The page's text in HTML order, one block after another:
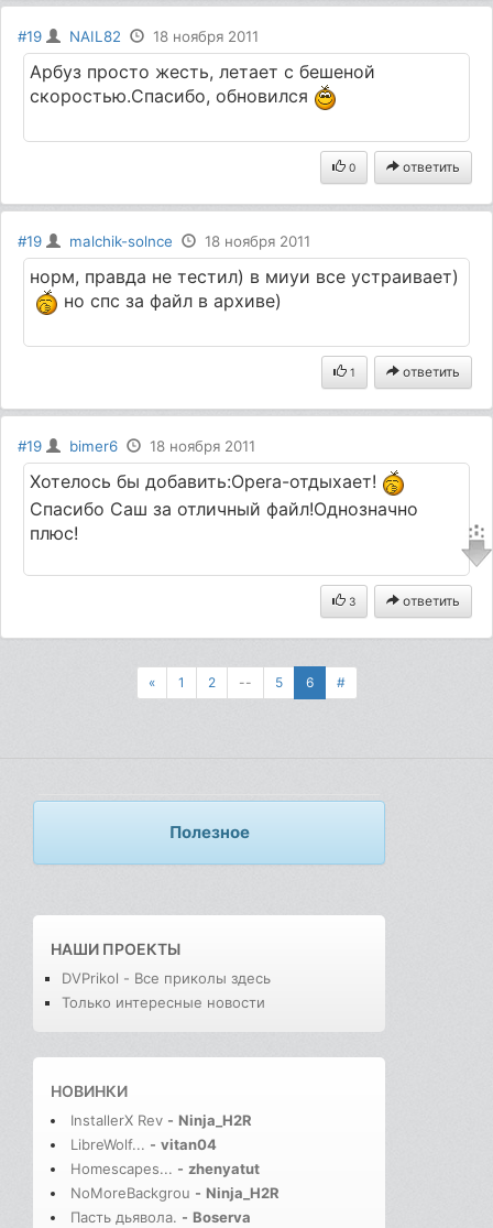
#19 NAIL82 18 ноября 2011
Арбуз просто жесть, летает с бешеной
скоростью.Спасибо, обновился
0 ответить
#19 malchik-solnce 18 ноября 2011
норм, правда не тестил) в миуи все устраивает)
но спс за файл в архиве)
1 ответить
#19 bimer6 18 ноября 2011
Хотелось бы добавить:Opera-отдыхает!
Спасибо Саш за отличный файл!Однозначно
плюс!
3 ответить
« 1 2 -- 5 6 #
Полезное
НАШИ ПРОЕКТЫ
DVPrikol - Все приколы здесь
Только интересные новости
НОВИНКИ
InstallerX Rev - Ninja_H2R
LibreWolf... - vitan04
Homescapes... - zhenyatut
NoMoreBackgrou - Ninja_H2R
Пасть дьявола. - Boserva